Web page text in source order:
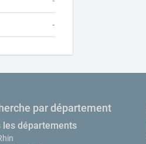
-
par département
les départements